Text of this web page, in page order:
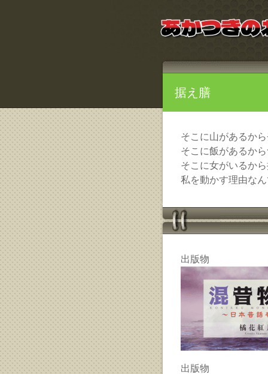
据え膳
そこに山があるか
そこに飯があるか
そこに女がいるか
私を動かす理由な
出版物
出版物